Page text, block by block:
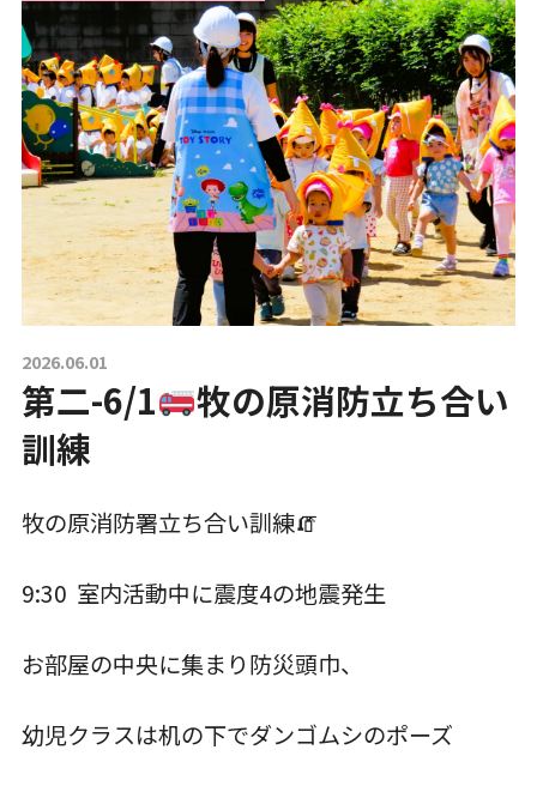
子育て支援事業
一時預かり保育事業
課外活動
各園の紹介
草深こじか保育園
（幼保連携型認定こども園）
こじかKIDSクラブ
2026.06.01
第二-6/1
牧の原消防立ち合い
訓練
牧の原消防署立ち合い訓練🧯
9:30 室内活動中に震度4の地震発生
お部屋の中央に集まり防災頭巾、
幼児クラスは机の下でダンゴムシのポーズ